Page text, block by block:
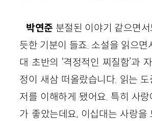
박연준 분절된 이야기 같으면
듯한 기분이 들죠. 소설을 읽으면
대 초반의 ‘격정적인 찌질함’과
정이 새삼 떠올랐습니다. 읽는
저를 이해하게 됐어요. 특히 사
가 좋았는데요, 이십대는 사랑을